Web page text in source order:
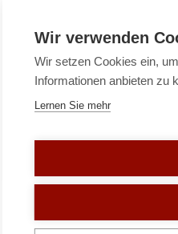
Wir verwenden
Wir setzen Cookies ein,
Informationen anbieten zu
Lernen Sie mehr